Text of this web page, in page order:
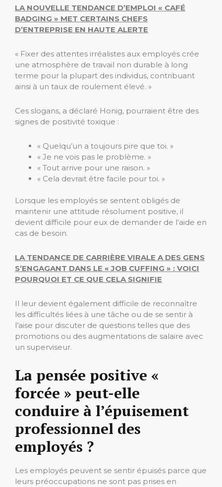
LA NOUVELLE TENDANCE D’EMPLOI « CAFÉ
BADGING » MET CERTAINS CHEFS
D’ENTREPRISE EN HAUTE ALERTE
« Fixer des attentes irréalistes aux employés crée
une atmosphère de travail non durable à long
terme pour la plupart des individus, contribuant
ainsi à un taux de roulement élevé. »
Ces slogans, a déclaré Honig, pourraient être des
signes de positivité toxique :
« Quelqu’un a toujours pire que toi. »
« Je ne vois pas le problème. »
« Tout arrive pour une raison. »
« Cela devrait être facile pour toi. »
Lorsque les employés se sentent obligés de
maintenir une attitude résolument positive, il
devient difficile pour eux de demander de l’aide en
cas de besoin.
LA TENDANCE DE CARRIÈRE VIRALE A DES GENS
S’ENGAGANT DANS LE « JOB CUFFING » : VOICI
POURQUOI ET CE QUE CELA SIGNIFIE
Il leur devient également difficile de reconnaître
les difficultés liées à une tâche ou de se sentir à
l’aise pour discuter de questions telles que des
promotions ou des augmentations de salaire avec
un superviseur.
La pensée positive «
forcée » peut-elle
conduire à l’épuisement
professionnel des
employés ?
Les employés peuvent se sentir épuisés parce que
leurs préoccupations ne sont pas prises en